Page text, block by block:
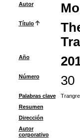
Autor
Título
Año
Número 30
Palabras clave
Resumen
Dirección
Autor
corporativo